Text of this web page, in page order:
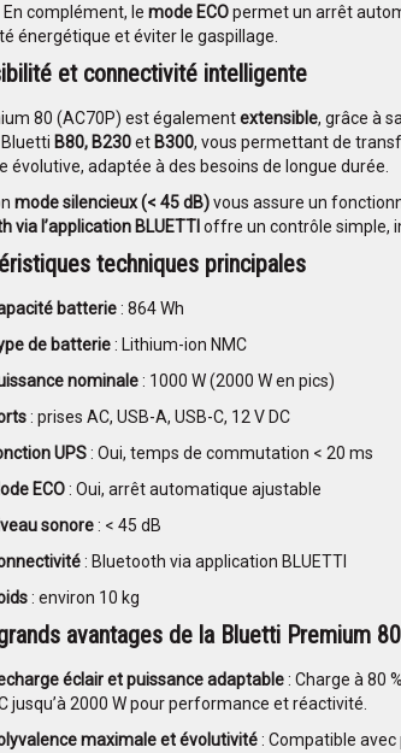
complément, le mode ECOpermet un arrêt
énergétique et éviter le gaspillage.
et connectivité intelligente
80 (AC70P) est égalementextensible, grâce à
B80, B230et B300, vous permettant de
évolutive, adaptée à des besoins de longue durée.
mode silencieux (< 45 dB)vous assure un
via l’application BLUETTI offre un contrôle simple,
techniques principales
batterie: 864 Wh
de batterie: Lithium-ion NMC
nominale: 1000 W (2000 W en pics)
: prises AC, USB-A, USB-C, 12 V DC
UPS: Oui, temps de commutation < 20 ms
ECO: Oui, arrêt automatique ajustable
sonore: < 45 dB
: Bluetooth via application BLUETTI
: environ 10 kg
avantages de la Bluetti Premium
éclair et puissance adaptable: Charge à 80
jusqu’à 2000 W pour performance et réactivité.
maximale et évolutivité: Compatible